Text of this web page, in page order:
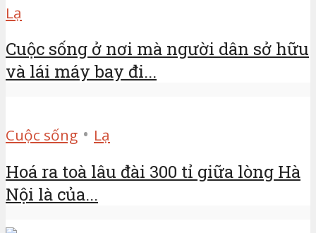
Lạ
Cuộc sống ở nơi mà người dân sở hữu
và lái máy bay đi...
Cuộc sống • Lạ
Hoá ra toà lâu đài 300 tỉ giữa lòng Hà
Nội là của...